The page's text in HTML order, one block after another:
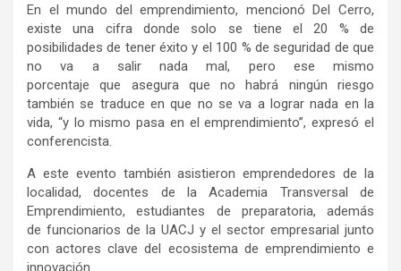
En el mundo del emprendimiento, mencionó Del Cerro,
existe una cifra donde solo se tiene el 20 % de
posibilidades de tener éxito y el 100 % de seguridad de que
no va a salir nada mal, pero ese mismo
porcentaje que asegura que no habrá ningún riesgo
también se traduce en que no se va a lograr nada en la
vida, “y lo mismo pasa en el emprendimiento”, expresó el
conferencista.
A este evento también asistieron emprendedores de la
localidad, docentes de la Academia Transversal de
Emprendimiento, estudiantes de preparatoria, además
de funcionarios de la UACJ y el sector empresarial junto
con actores clave del ecosistema de emprendimiento e
innovación.